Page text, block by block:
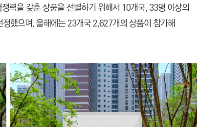
력을 갖춘 상품을 선별하기 위해서 10개국, 33명 이상의
했으며, 올해에는 23개국 2,627개의 상품이 참가해